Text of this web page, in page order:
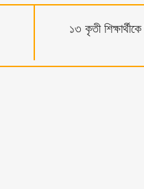
১৩ কৃতী